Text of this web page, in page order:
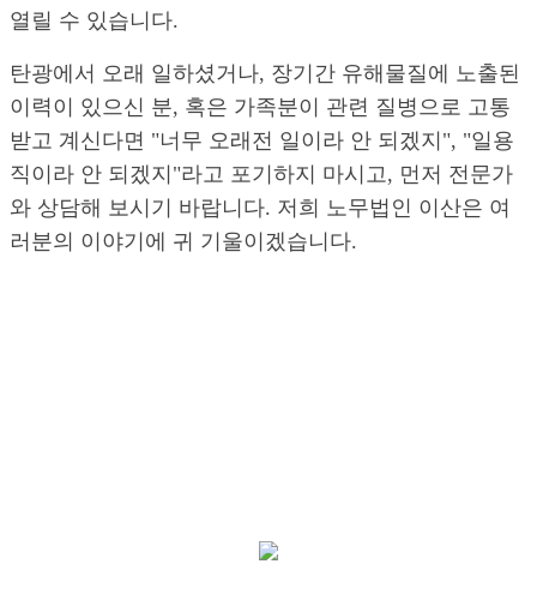
열릴 수 있습니다.
탄광에서 오래 일하셨거나, 장기간 유해물질에 노출된
이력이 있으신 분, 혹은 가족분이 관련 질병으로 고통
받고 계신다면 "너무 오래전 일이라 안 되겠지", "일용
직이라 안 되겠지"라고 포기하지 마시고, 먼저 전문가
와 상담해 보시기 바랍니다. 저희 노무법인 이산은 여
러분의 이야기에 귀 기울이겠습니다.